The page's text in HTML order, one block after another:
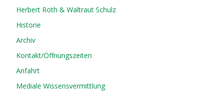
Herbert Roth & Waltraut Schulz
Historie
Archiv
Kontakt/Öffnungszeiten
Anfahrt
Mediale Wissensvermittlung